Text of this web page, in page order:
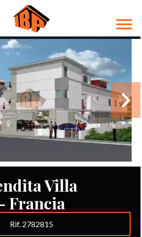
Villa
Francia
Rif. 2782815